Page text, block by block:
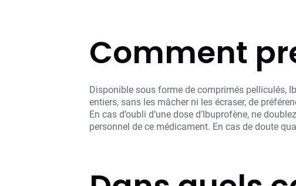
Comment
Disponible sous forme de comprimés pelliculés,
entiers, sans les mâcher ni les écraser, de
En cas d’oubli d’une dose d’Ibuprofène, ne
personnel de ce médicament. En cas de doute